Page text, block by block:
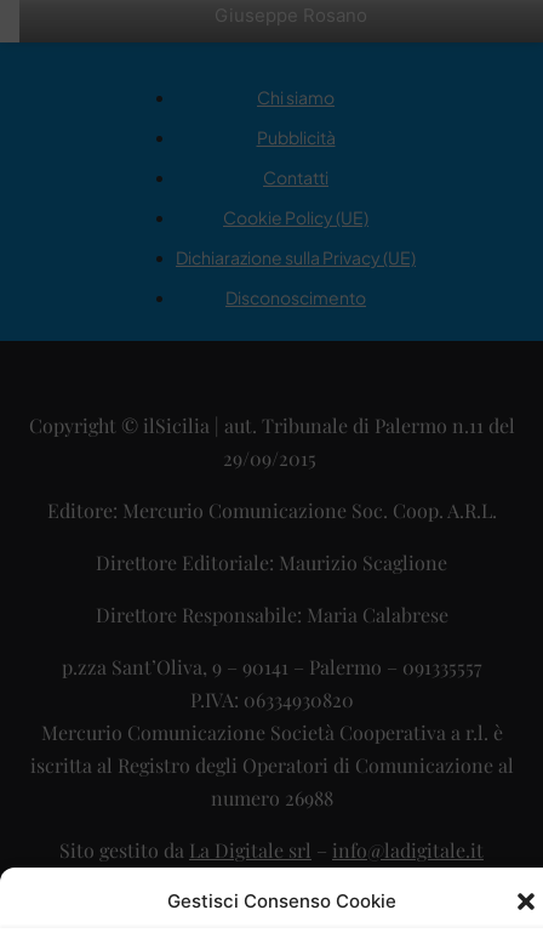
Gestisci Consenso Cookie
Giuseppe Rosano
Chi siamo
Pubblicità
Contatti
Cookie Policy (UE)
Dichiarazione sulla Privacy (UE)
Disconoscimento
Copyright © ilSicilia | aut. Tribunale di Palermo n.11 del
29/09/2015
Editore: Mercurio Comunicazione Soc. Coop. A.R.L.
Direttore Editoriale: Maurizio Scaglione
Direttore Responsabile: Maria Calabrese
p.zza Sant’Oliva, 9 – 90141 – Palermo – 091335557
P.IVA: 06334930820
Mercurio Comunicazione Società Cooperativa a r.l. è
iscritta al Registro degli Operatori di Comunicazione al
numero 26988
Sito gestito da La Digitale srl – info@ladigitale.it